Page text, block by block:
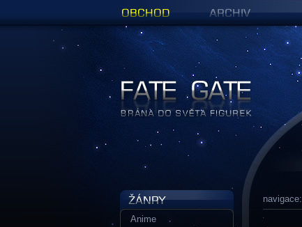
navigace:
Anime
Figurky a sošky | Fate Gate